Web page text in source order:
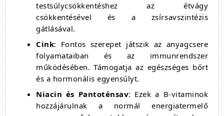
testsúlycsökkentéshez az étvágy
csökkentésével és a zsírsavszintézis
gátlásával.
Cink: Fontos szerepet játszik az anyagcsere
folyamataiban és az immunrendszer
működésében. Támogatja az egészséges bőrt
és a hormonális egyensúlyt.
Niacin és Pantoténsav: Ezek a B-vitaminok
hozzájárulnak a normál energiatermelő